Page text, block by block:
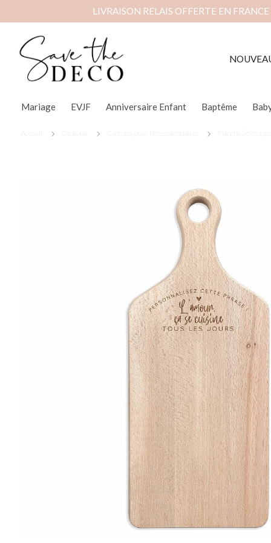
LIVRAISON RELAIS OFFERTE EN
Mariage EVJF Anniversaire Enfant Baptême
Accueil Cadeaux pour fêtes calendaires